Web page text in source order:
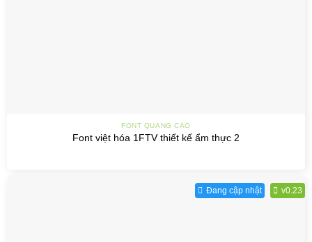
FONT QUẢNG CÁO
Font việt hóa 1FTV thiết kế ẩm thực 2
Đang cập nhật v0.23